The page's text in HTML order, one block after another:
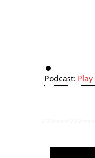
Podcast: